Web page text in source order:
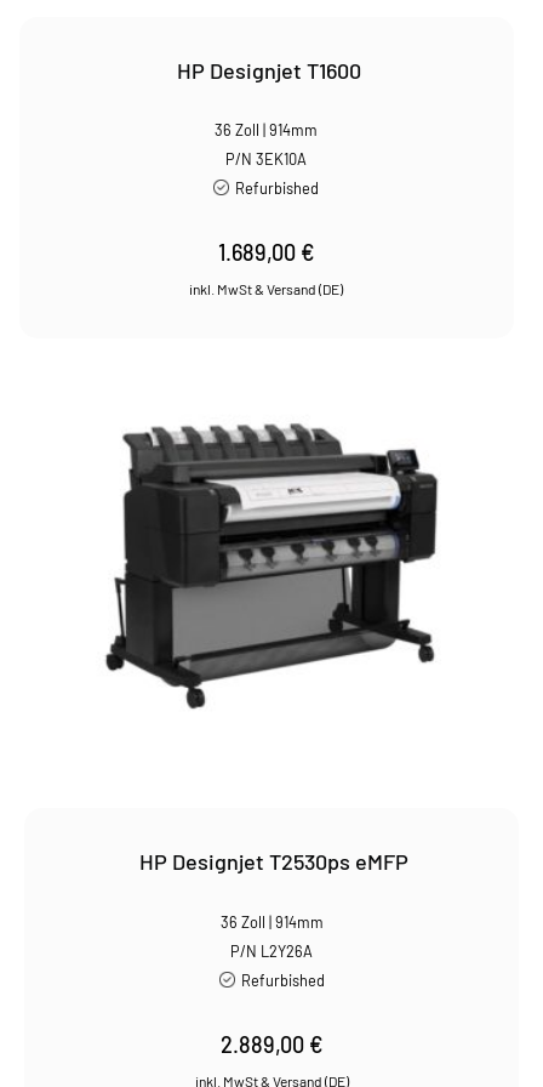
HP Designjet T1600
36 Zoll | 914mm
P/N 3EK10A
Refurbished
1.689,00 €
HP Designjet T2530ps eMFP
36 Zoll | 914mm
P/N L2Y26A
Refurbished
2.889,00 €